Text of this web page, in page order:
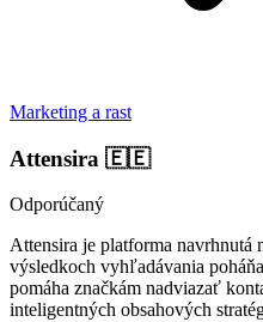
Marketing a rast
Attensira 🇪🇪
Odporúčaný
Attensira je platforma
výsledkoch vyhľadávania
pomáha značkám nadviazať
inteligentných obsahových